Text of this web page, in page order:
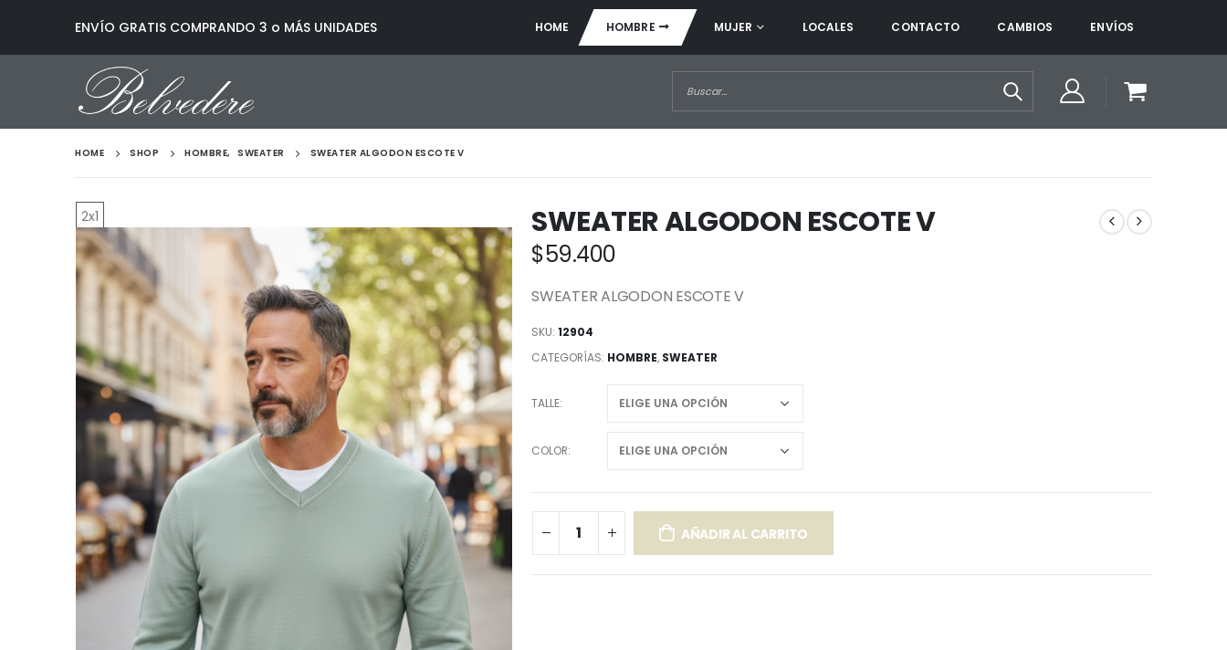
ENVÍO GRATIS COMPRANDO 3 o MÁS UNIDADES HOME HOMBRE MUJER LOCALES CONTACTO CAMBIOS ENVÍOS
HOME SHOP HOMBRE, SWEATER SWEATER ALGODON ESCOTE V
2x1 SWEATER ALGODON ESCOTE V
$59.400
SWEATER ALGODON ESCOTE V
SKU: 12904
CATEGORÍAS: HOMBRE, SWEATER
TALLE
COLOR
AÑADIR AL CARRITO